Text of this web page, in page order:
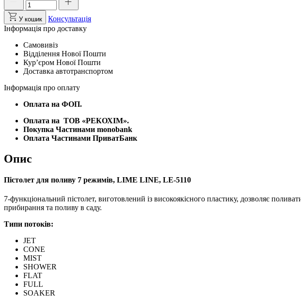
для
поливу
7
режимів,
LIME
LINE,
LE-
5110
кількість
У кошик
Консультація
Інформація про доставку
Самовивіз
Відділення Нової Пошти
Курʼєром Нової Пошти
Доставка автотранспортом
Інформація про оплату
Оплата на ФОП.
Оплата на ТОВ «РЕКОХІМ».
Покупка Частинами monobank
Оплата Частинами ПриватБанк
Опис
Пістолет для поливу 7 режимів, LIME LINE, LE-5110
7-функціональний пістолет, виготовлений із високоякісного пластику, дозволяє
прибирання та поливу в саду.
Типи потоків:
JET
CONE
MIST
SHOWER
FLAT
FULL
SOAKER